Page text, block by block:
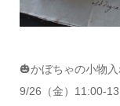
🎃かぼちゃの小物
9/26（金）11:00-